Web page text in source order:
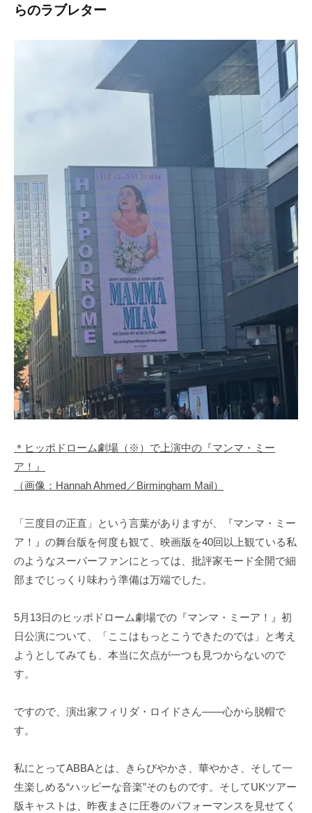
a
h
メ
ト
らのラブレター
＊ヒッポドローム劇場（※）で上演中の『マンマ・ミー
ア！』
（画像：Hannah Ahmed／Birmingham Mail）
「三度目の正直」という言葉がありますが、『マンマ・ミー
ア！』の舞台版を何度も観て、映画版を40回以上観ている私
のようなスーパーファンにとっては、批評家モード全開で細
部までじっくり味わう準備は万端でした。
5月13日のヒッポドローム劇場での『マンマ・ミーア！』初
日公演について、「ここはもっとこうできたのでは」と考え
ようとしてみても、本当に欠点が一つも見つからないので
す。
ですので、演出家フィリダ・ロイドさん――心から脱帽で
す。
私にとってABBAとは、きらびやかさ、華やかさ、そして一
生楽しめる“ハッピーな音楽”そのものです。そしてUKツアー
版キャストは、昨夜まさに圧巻のパフォーマンスを見せてく